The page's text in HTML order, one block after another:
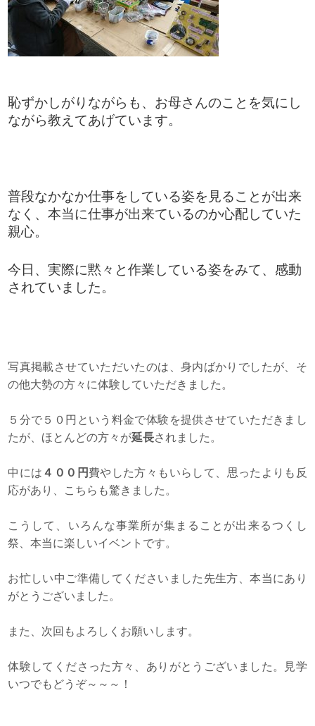
恥ずかしがりながらも、お母さんのことを気にし
ながら教えてあげています。
普段なかなか仕事をしている姿を見ることが出来
なく、本当に仕事が出来ているのか心配していた
親心。
今日、実際に黙々と作業している姿をみて、感動
されていました。
写真掲載させていただいたのは、身内ばかりでしたが、そ
の他大勢の方々に体験していただきました。
５分で５０円という料金で体験を提供させていただきまし
たが、ほとんどの方々が延長されました。
中には ４００円 費やした方々もいらして、思ったよりも反
応があり、こちらも驚きました。
こうして、いろんな事業所が集まることが出来るつくし
祭、本当に楽しいイベントです。
お忙しい中ご準備してくださいました先生方、本当にあり
がとうございました。
また、次回もよろしくお願いします。
体験してくださった方々、ありがとうございました。見学
いつでもどうぞ～～～！